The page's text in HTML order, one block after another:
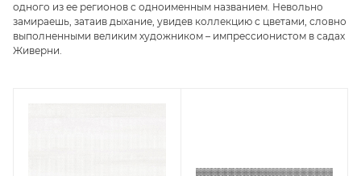
одного из ее регионов с одноименным названием. Невольно
замираешь, затаив дыхание, увидев коллекцию с цветами, словно
выполненными великим художником – импрессионистом в садах
Живерни.